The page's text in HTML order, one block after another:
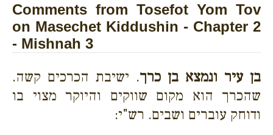
Comments from Tosefot Yom Tov
on Masechet Kiddushin - Chapter 2
- Mishnah 3
בן עיר ונמצא בן כרך. ישיבת הכרכים קשה.
שהכרך הוא מקום שווקים והיוקר מצוי בו
ודוחק עוברים ושבים. רש"י: